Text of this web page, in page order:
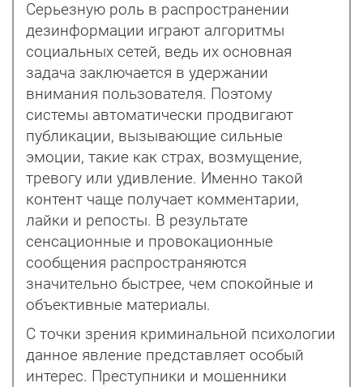
Серьезную роль в распространении
дезинформации играют алгоритмы
социальных сетей, ведь их основная
задача заключается в удержании
внимания пользователя. Поэтому
системы автоматически продвигают
публикации, вызывающие сильные
эмоции, такие как страх, возмущение,
тревогу или удивление. Именно такой
контент чаще получает комментарии,
лайки и репосты. В результате
сенсационные и провокационные
сообщения распространяются
значительно быстрее, чем спокойные и
объективные материалы.
С точки зрения криминальной психологии
данное явление представляет особый
интерес. Преступники и мошенники